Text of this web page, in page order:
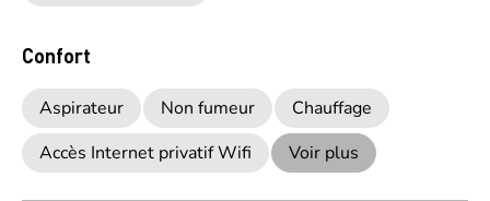
Confort
Aspirateur Non fumeur
Chauffage
Accès Internet privatif Wifi
Voir plus